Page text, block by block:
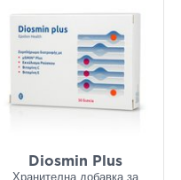
Diosmin Plus